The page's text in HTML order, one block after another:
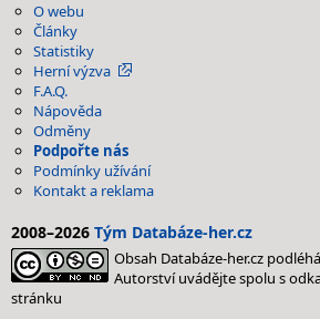
O webu
Články
Statistiky
Herní výzva
F.A.Q.
Nápověda
Odměny
Podpořte nás
Podmínky užívání
Kontakt a reklama
2008–2026 Tým Databáze-her.cz
Obsah Databáze-her.cz
Autorství uvádějte spolu s
stránku